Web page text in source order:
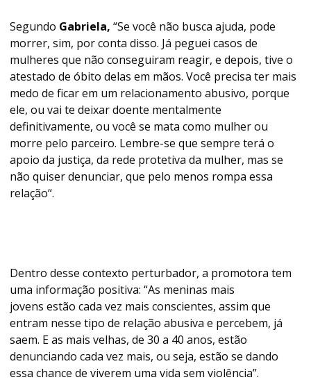
Segundo Gabriela, “Se você não busca ajuda, pode
morrer, sim, por conta disso. Já peguei casos de
mulheres que não conseguiram reagir, e depois, tive o
atestado de óbito delas em mãos. Você precisa ter mais
medo de ficar em um relacionamento abusivo, porque
ele, ou vai te deixar doente mentalmente
definitivamente, ou você se mata como mulher ou
morre pelo parceiro. Lembre-se que sempre terá o
apoio da justiça, da rede protetiva da mulher, mas se
não quiser denunciar, que pelo menos rompa essa
relação“.
Dentro desse contexto perturbador, a promotora tem
uma informação positiva: “As meninas mais
jovens estão cada vez mais conscientes, assim que
entram nesse tipo de relação abusiva e percebem, já
saem. E as mais velhas, de 30 a 40 anos, estão
denunciando cada vez mais, ou seja, estão se dando
essa chance de viverem uma vida sem violência”.